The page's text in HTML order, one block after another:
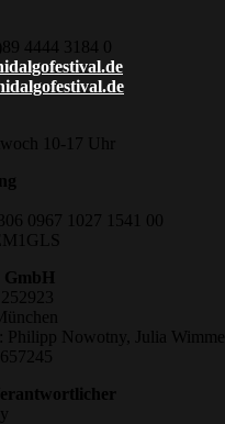
4444 3184 0
10-17 Uhr
0967 1027 1541 00
GmbH
Philipp Nowotny, Julia Wimmer